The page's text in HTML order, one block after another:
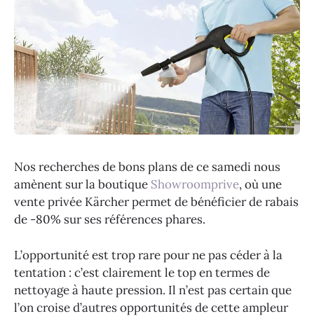
Nos recherches de bons plans de ce samedi nous
amènent sur la boutique Showroomprive, où une
vente privée Kärcher permet de bénéficier de rabais
de -80% sur ses références phares.
L’opportunité est trop rare pour ne pas céder à la
tentation : c’est clairement le top en termes de
nettoyage à haute pression. Il n’est pas certain que
l’on croise d’autres opportunités de cette ampleur